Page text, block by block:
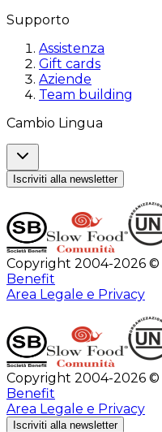
Supporto
Assistenza
Gift cards
Aziende
Team building
Cambio Lingua
Iscriviti alla newsletter
Copyright 2004-2026 ©
Benefit
Area Legale e Privacy
Copyright 2004-2026 ©
Benefit
Area Legale e Privacy
Iscriviti alla newsletter